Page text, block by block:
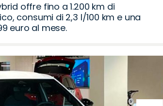
offre fino a 1.200 km di
consumi di 2,3 l/100 km e una
euro al mese.